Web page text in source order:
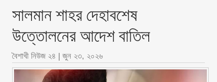
সালমান শাহর দেহাবশেষ
উত্তোলনের আদেশ বাতিল
বৈশাখী নিউজ ২৪ | জুন ২৩, ২০২৬